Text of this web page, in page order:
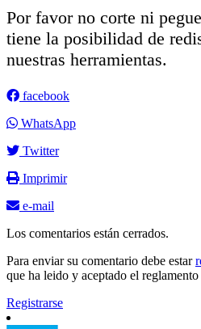
Por favor no corte ni
tiene la posibilidad de
nuestras herramientas.
facebook
WhatsApp
Twitter
Imprimir
e-mail
Los comentarios están cerrados.
Para enviar su comentario debe estar
que ha leido y aceptado el reglamento
Registrarse